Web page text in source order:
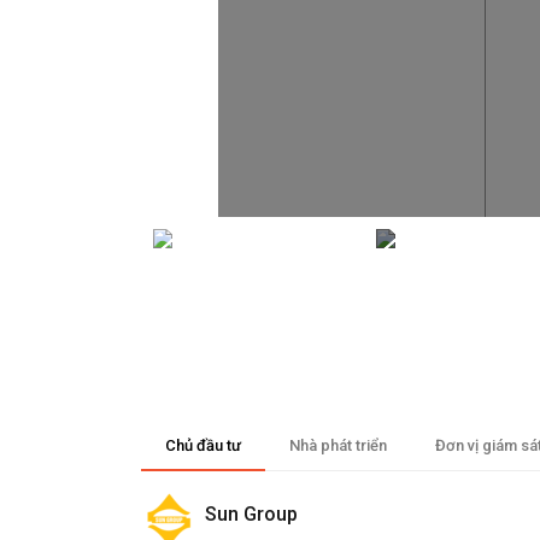
Chủ đầu tư Nhà phát triển Đơn vị giám
Sun Group